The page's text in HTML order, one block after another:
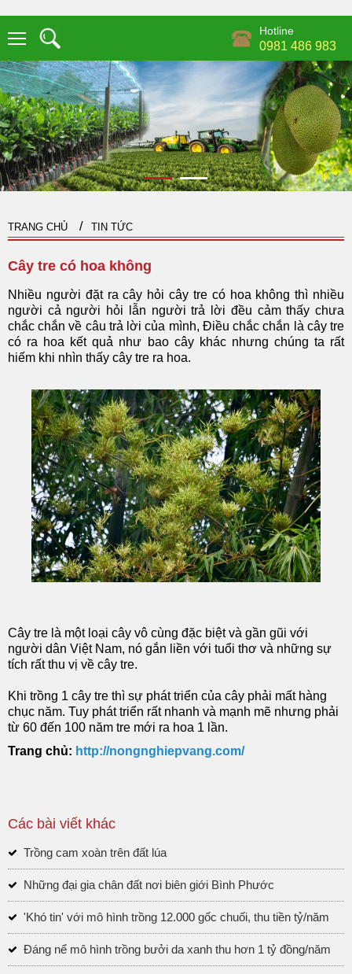
Hotline
0981 486 983
TRANG CHỦ TIN TỨC
Cây tre có hoa không
Nhiều người đặt ra cây hỏi cây tre có hoa không thì nhiều
người cả người hỏi lẫn người trả lời đều cảm thấy chưa
chắc chắn về câu trả lời của mình, Điều chắc chắn là cây tre
có ra hoa kết quả như bao cây khác nhưng chúng ta rất
hiếm khi nhìn thấy cây tre ra hoa.
Cây tre là một loại cây vô cùng đặc biệt và gần gũi với
người dân Việt Nam, nó gắn liền với tuổi thơ và những sự
tích rất thu vị về cây tre.
Khi trồng 1 cây tre thì sự phát triển của cây phải mất hàng
chục năm. Tuy phát triển rất nhanh và mạnh mẽ nhưng phải
từ 60 đến 100 năm tre mới ra hoa 1 lần.
Trang chủ: http://nongnghiepvang.com/
Các bài viết khác
Trồng cam xoàn trên đất lúa
Những đại gia chân đất nơi biên giới Bình Phước
'Khó tin' với mô hình trồng 12.000 gốc chuối, thu tiền tỷ/năm
Đáng nể mô hình trồng bưởi da xanh thu hơn 1 tỷ đồng/năm